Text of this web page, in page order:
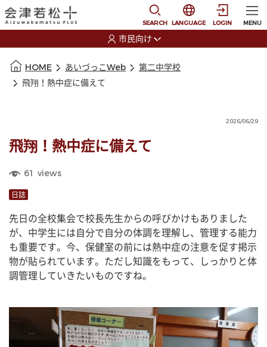
SEARCH
選択すると言語の切
LANGUAGE LOGIN MENU
市民向け
HOME あいづっこWeb
第二中学校
飛翔！熱中症に備えて
2026/06/29
飛翔！熱中症に備えて
61 views
日誌
先日の全校集会で校長先生からの呼びかけもありました
が、中学生には自分で自分の体調を理解し、管理する能力
も重要です。今、保健室の前には熱中症の注意を促す掲示
物が貼られています。ただし知識をもって、しっかりと体
調管理していきたいものですね。